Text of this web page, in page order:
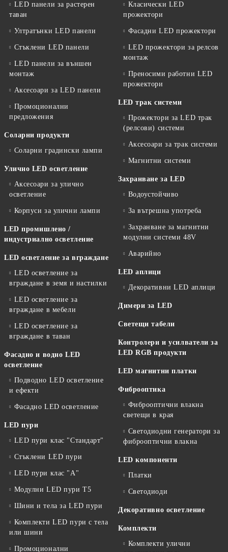
LED панели за растерен
таван
Ултратънки LED панели
Стъклени LED панели
LED панели за външен
монтаж
Аксесоари за LED панели
Промоционални
предложения
Соларни продукти
Соларни градински лампи
Улично LED осветление
Аксесоари за улично
осветление
Корпуси за улични лампи
LED промишлено /
индустриално осветление
LED осветление за вграждане
LED осветление за
вграждане в земя и настилки
LED осветление за
вграждане в мебели
LED осветление за
вграждане в таван
Фасадно и водно LED
осветление
Подводно LED осветление
и ефекти
Фасадно LED осветление
LED пури
LED пури клас "Стандарт"
Стъклени LED пури
LED пури клас "А"
Модулни LED пури T5
Шини и тела за LED пури
Комплекти LED пури с тела
или шини
Промоционални
Класически LED
прожектори
Фасадни LED прожектори
LED прожектори за релсов
монтаж
Преносими работни LED
прожектори
LED трак системи
Прожектори за LED трак
(релсови) системи
Аксесоари за трак системи
Магнитни системи
Захранване за LED
Водоустойчиво
За вътрешна употреба
Захранване за магнитни
модулни системи 48V
Аварийно
LED аплици
Декоративни LED аплици
Димери за LED
Светещи табели
Контролери и усилватели за
LED RGB продукти
LED магнитни платки
Фиброоптика
Фиброоптични влакна
светещи в края
Светодиодни генератори за
фиброоптични влакна
LED компоненти
Платки
Светодиоди
Декоративно осветление
Комплекти
Комплекти улични